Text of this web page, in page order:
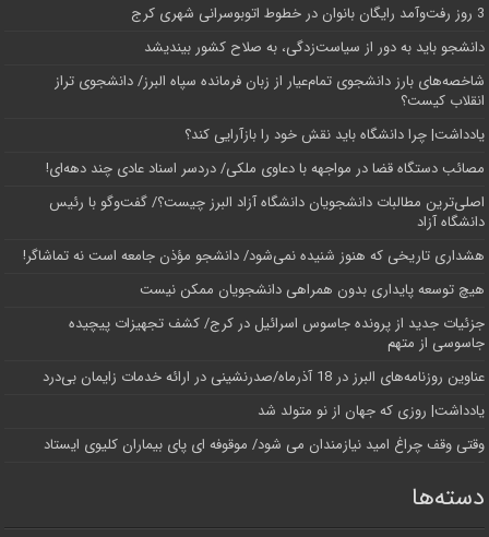
3 روز رفت‌وآمد رایگان بانوان در خطوط اتوبوسرانی شهری کرج
دانشجو باید به دور از سیاست‌زدگی، به صلاح کشور بیندیشد
شاخصه‌های بارز دانشجوی تمام‌عیار از زبان فرمانده سپاه البرز/ دانشجوی تراز
انقلاب کیست؟
یادداشت| چرا دانشگاه باید نقش خود را بازآرایی کند؟
مصائب دستگاه قضا در مواجهه با دعاوی ملکی/ دردسر اسناد عادی چند‌ دهه‌ای!
اصلی‌ترین مطالبات دانشجویان دانشگاه آزاد البرز چیست؟/ گفت‌وگو با رئیس
دانشگاه آز‌اد
هشداری تاریخی که هنوز شنیده نمی‌شود/ دانشجو مؤذن جامعه است نه تماشاگر!
هیچ توسعه پایداری بدون همراهی دانشجویان ممکن نیست
جزئیات جدید از پرونده جاسوس اسرائیل در کرج/‌ کشف تجهیزات پیچیده
جاسوسی از متهم
عناوین روزنامه‌های البرز در ‌18 آذرماه/صدرنشینی در ارائه خدمات زایمان بی‌درد
یادداشت| روزی که جهان از نو متولد شد
وقتی وقف چراغ امید نیازمندان می شود/ موقوفه ای پای بیماران کلیوی ایستاد
دسته‌ها